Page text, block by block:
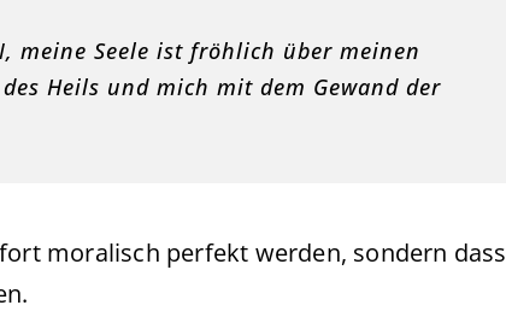
meine Seele ist fröhlich über meinen
Heils und mich mit dem Gewand der
moralisch perfekt werden, sondern dass